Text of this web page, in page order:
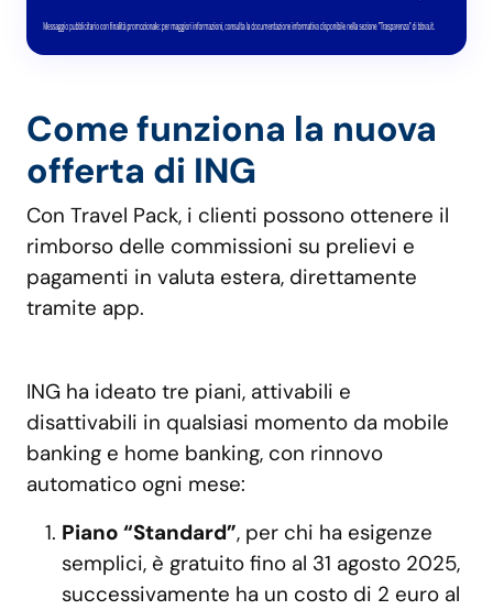
Come funziona la nuova
offerta di ING
Con Travel Pack, i clienti possono ottenere il
rimborso delle commissioni su prelievi e
pagamenti in valuta estera, direttamente
tramite app.
ING ha ideato tre piani, attivabili e
disattivabili in qualsiasi momento da mobile
banking e home banking, con rinnovo
automatico ogni mese:
Piano “Standard”, per chi ha esigenze
semplici, è gratuito fino al 31 agosto 2025,
successivamente ha un costo di 2 euro al